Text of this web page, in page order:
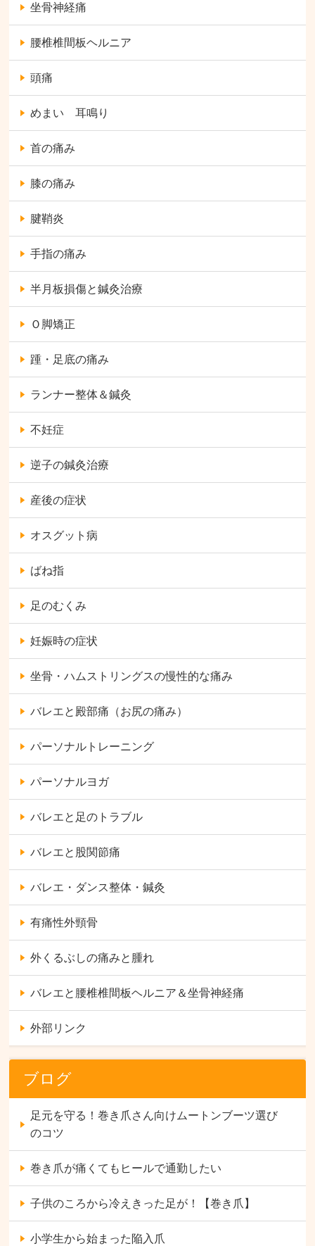
坐骨神経痛
腰椎椎間板ヘルニア
頭痛
めまい 耳鳴り
首の痛み
膝の痛み
腱鞘炎
手指の痛み
半月板損傷と鍼灸治療
Ｏ脚矯正
踵・足底の痛み
ランナー整体＆鍼灸
不妊症
逆子の鍼灸治療
産後の症状
オスグット病
ばね指
足のむくみ
妊娠時の症状
坐骨・ハムストリングスの慢性的な痛み
バレエと殿部痛（お尻の痛み）
パーソナルトレーニング
パーソナルヨガ
バレエと足のトラブル
バレエと股関節痛
バレエ・ダンス整体・鍼灸
有痛性外頸骨
外くるぶしの痛みと腫れ
バレエと腰椎椎間板ヘルニア＆坐骨神経痛
外部リンク
ブログ
足元を守る！巻き爪さん向けムートンブーツ選び
のコツ
巻き爪が痛くてもヒールで通勤したい
子供のころから冷えきった足が！【巻き爪】
小学生から始まった陥入爪